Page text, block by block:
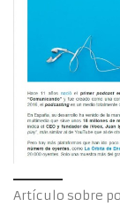
Artículo sobre